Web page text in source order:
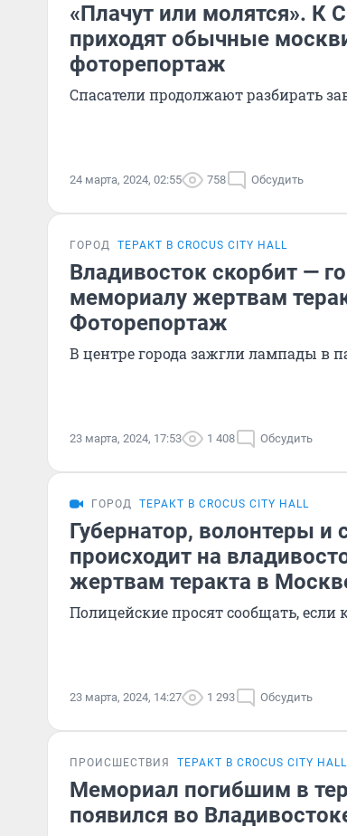
«Плачут или молятся». К
приходят обычные
фоторепортаж
Спасатели продолжают разбирать
24 марта, 2024, 02:55 758 Обсудить
ГОРОД ТЕРАКТ В CROCUS CITY HALL
Владивосток скорбит —
мемориалу жертвам
Фоторепортаж
В центре города зажгли лампады в
23 марта, 2024, 17:53 1 408 Обсудить
ГОРОД ТЕРАКТ В CROCUS CITY HALL
Губернатор, волонтеры и
происходит на
жертвам теракта в
Полицейские просят сообщать, если
23 марта, 2024, 14:27 1 293 Обсудить
ПРОИСШЕСТВИЯ ТЕРАКТ В CROCUS CITY HALL
Мемориал погибшим в
появился во